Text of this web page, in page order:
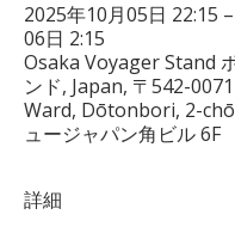
2025年10月05日 22:15
06日 2:15
Osaka Voyager Stand
ンド, Japan, 〒542-
Ward, Dōtonbori, 2-
ュージャパン角ビル 6F
詳細